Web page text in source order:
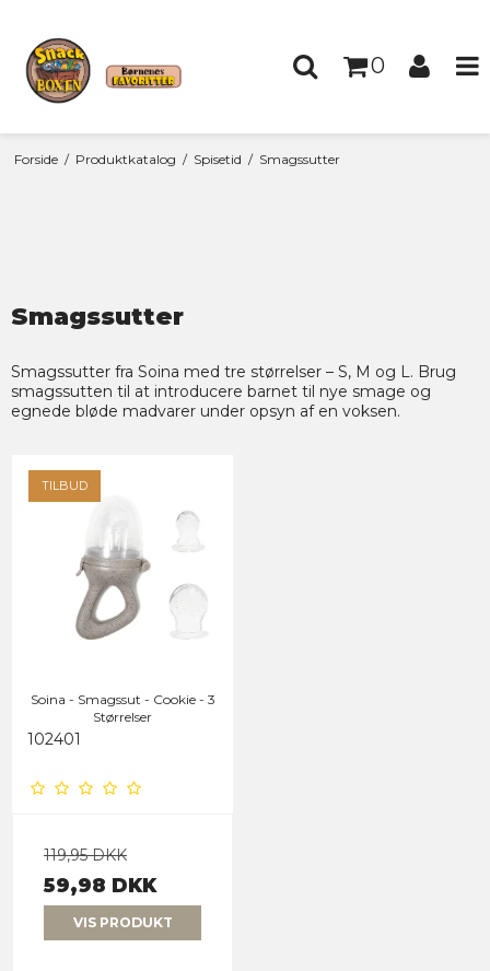
0
Forside / Produktkatalog / Spisetid / Smagssutter
Smagssutter
Smagssutter fra Soina med tre størrelser – S, M og L. Brug
smagssutten til at introducere barnet til nye smage og
egnede bløde madvarer under opsyn af en voksen.
TILBUD
Soina - Smagssut - Cookie - 3
Størrelser
102401
119,95 DKK
59,98 DKK
VIS PRODUKT